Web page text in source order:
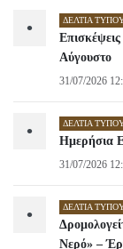
• ΔΕΛΤΊΑ
Αύγουστο
31/07/2026
• ΔΕΛΤΊΑ
Ημερήσια
31/07/2026
• ΔΕΛΤΊΑ
Νερό» –